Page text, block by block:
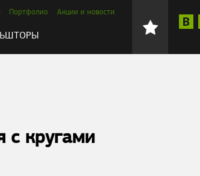
Портфолио Акции и новости
с кругами